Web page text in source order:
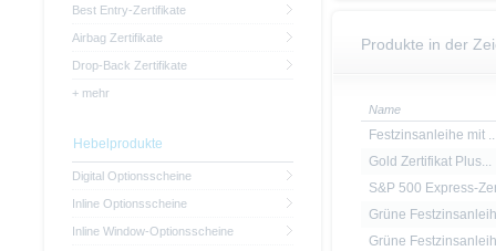
Produkte in der
Name
Festzinsanleihe mit
Gold Zertifikat Plus...
S&P 500 Express-
Grüne
Grüne
Best Entry-Zertifikate
Airbag Zertifikate
Drop-Back Zertifikate
+ mehr
Hebelprodukte
Digital Optionsscheine
Inline Optionsscheine
Inline Window-Optionsscheine